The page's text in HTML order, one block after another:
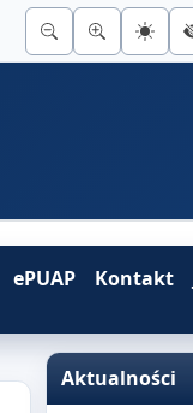
ePUAP Kontakt
Aktualności